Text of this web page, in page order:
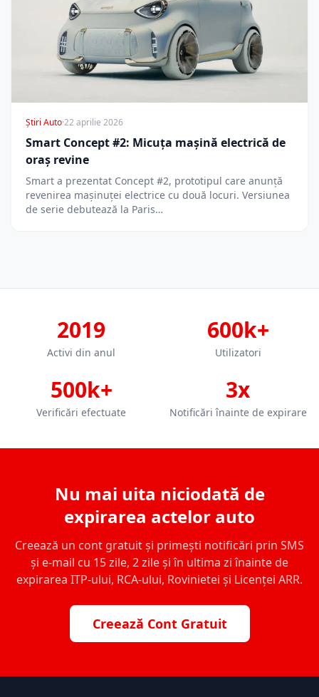
Știri Auto·22 aprilie 2026
Smart Concept #2: Micuța mașină electrică de
oraș revine
Smart a prezentat Concept #2, prototipul care anunță
revenirea mașinuței electrice cu două locuri. Versiunea
de serie debutează la Paris…
2019
Activi din anul
600k+
Utilizatori
500k+
Verificări efectuate
3x
Notificări înainte de expirare
Nu mai uita niciodată de
expirarea actelor auto
Creează un cont gratuit și primești notificări prin SMS
și e-mail cu 15 zile, 2 zile și în ultima zi înainte de
expirarea ITP-ului, RCA-ului, Rovinietei și Licenței ARR.
Creează Cont Gratuit